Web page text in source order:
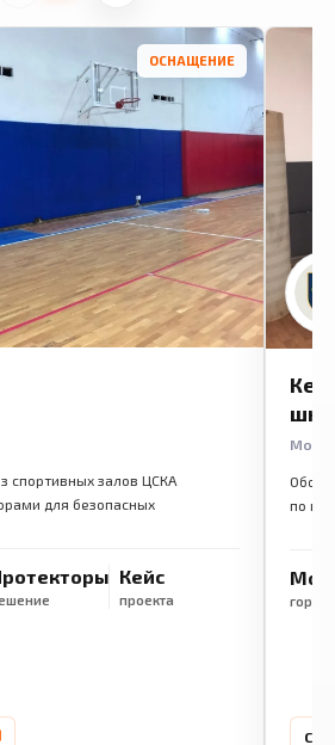
ОСНАЩЕНИЕ
спортивных залов ЦСКА
для безопасных
Кейс
проекта
по
город